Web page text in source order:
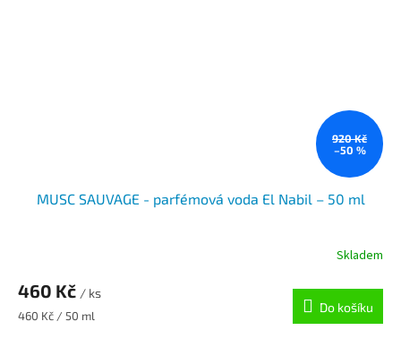
920 Kč
–50 %
MUSC SAUVAGE - parfémová voda El Nabil – 50 ml
Skladem
460 Kč / ks
Měrná
460 Kč / 50 ml
Do košíku